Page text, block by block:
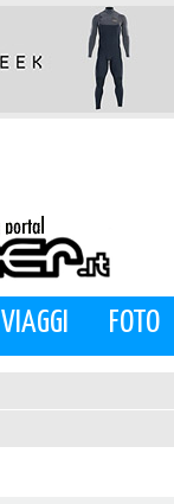
VIAGGI FOTO